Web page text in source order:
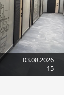
03.08.2026
15